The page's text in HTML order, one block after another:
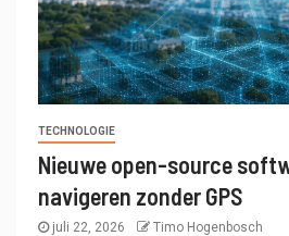
TECHNOLOGIE
Nieuwe open-source
navigeren zonder GPS
juli 22, 2026 Timo Hogenbosch